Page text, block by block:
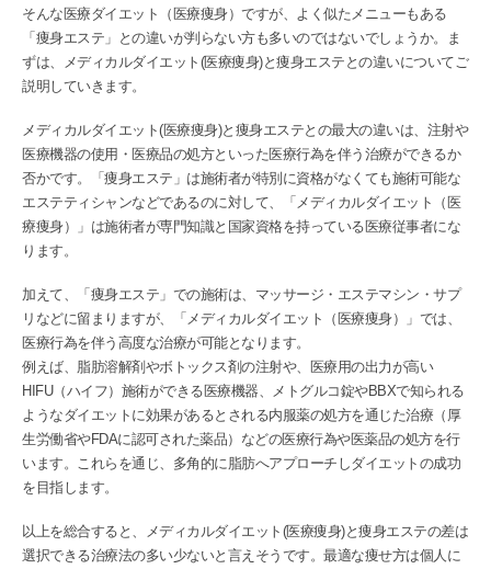
そんな医療ダイエット（医療痩身）ですが、よく似たメニューもある
「痩身エステ」との違いが判らない方も多いのではないでしょうか。ま
ずは、メディカルダイエット(医療痩身)と痩身エステとの違いについてご
説明していきます。
メディカルダイエット(医療痩身)と痩身エステとの最大の違いは、注射や
医療機器の使用・医療品の処方といった医療行為を伴う治療ができるか
否かです。「痩身エステ」は施術者が特別に資格がなくても施術可能な
エステティシャンなどであるのに対して、「メディカルダイエット（医
療痩身）」は施術者が専門知識と国家資格を持っている医療従事者にな
ります。
加えて、「痩身エステ」での施術は、マッサージ・エステマシン・サプ
リなどに留まりますが、「メディカルダイエット（医療痩身）」では、
医療行為を伴う高度な治療が可能となります。
例えば、脂肪溶解剤やボトックス剤の注射や、医療用の出力が高い
HIFU（ハイフ）施術ができる医療機器、メトグルコ錠やBBXで知られる
ようなダイエットに効果があるとされる内服薬の処方を通じた治療（厚
生労働省やFDAに認可された薬品）などの医療行為や医薬品の処方を行
います。これらを通じ、多角的に脂肪へアプローチしダイエットの成功
を目指します。
以上を総合すると、メディカルダイエット(医療痩身)と痩身エステの差は
選択できる治療法の多い少ないと言えそうです。最適な痩せ方は個人に